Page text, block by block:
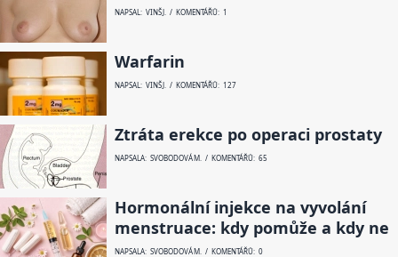
NAPSAL: VINŠ J. / KOMENTÁŘŮ: 1
Warfarin
NAPSAL: VINŠ J. / KOMENTÁŘŮ: 127
Ztráta erekce po operaci prostaty
NAPSALA: SVOBODOVÁ M. / KOMENTÁŘŮ: 65
Hormonální injekce na vyvolání
menstruace: kdy pomůže a kdy ne
NAPSALA: SVOBODOVÁ M. / KOMENTÁŘŮ: 0